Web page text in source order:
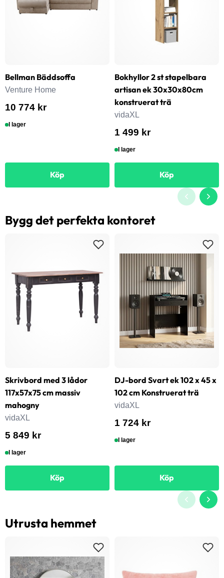
Bellman Bäddsoffa
Venture Home
10 774 kr
I lager
Köp
Bokhyllor 2 st stapelbara
artisan ek 30x30x80cm
konstruerat trä
vidaXL
1 499 kr
I lager
Köp
Bygg det perfekta kontoret
Skrivbord med 3 lådor
117x57x75 cm massiv
mahogny
vidaXL
5 849 kr
I lager
Köp
DJ-bord Svart ek 102 x 45 x
102 cm Konstruerat trä
vidaXL
1 724 kr
I lager
Köp
Utrusta hemmet